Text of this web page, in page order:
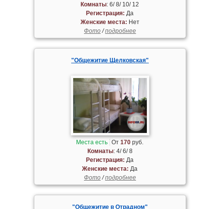
Комнаты: 6/ 8/ 10/ 12
Регистрация: Да
Женские места: Нет
Фото/подробнее
"Общежитие Щелковская"
Места есть От170 руб.
Комнаты: 4/ 6/ 8
Регистрация: Да
Женские места: Да
Фото/подробнее
"Общежитие в Отрадном"